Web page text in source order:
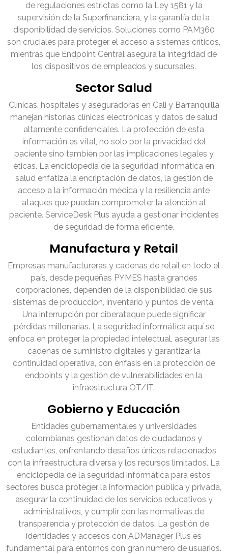
de regulaciones estrictas como la Ley 1581 y la
supervisión de la Superfinanciera, y la garantía de la
disponibilidad de servicios. Soluciones como PAM360
son cruciales para proteger el acceso a sistemas críticos,
mientras que Endpoint Central asegura la integridad de
los dispositivos de empleados y sucursales.
Sector Salud
Clínicas, hospitales y aseguradoras en Cali y Barranquilla
manejan historias clínicas electrónicas y datos de salud
altamente confidenciales. La protección de esta
información es vital, no solo por la privacidad del
paciente sino también por las implicaciones legales y
éticas. La enciclopedia de la seguridad informática en
salud enfatiza la encriptación de datos, la gestión de
acceso a la información médica y la resiliencia ante
ataques que puedan comprometer la atención al
paciente. ServiceDesk Plus ayuda a gestionar incidentes
de seguridad de forma eficiente.
Manufactura y Retail
Empresas manufactureras y cadenas de retail en todo el
país, desde pequeñas PYMES hasta grandes
corporaciones, dependen de la disponibilidad de sus
sistemas de producción, inventario y puntos de venta.
Una interrupción por ciberataque puede significar
pérdidas millonarias. La seguridad informática aquí se
enfoca en proteger la propiedad intelectual, asegurar las
cadenas de suministro digitales y garantizar la
continuidad operativa, con énfasis en la protección de
endpoints y la gestión de vulnerabilidades en la
infraestructura OT/IT.
Gobierno y Educación
Entidades gubernamentales y universidades
colombianas gestionan datos de ciudadanos y
estudiantes, enfrentando desafíos únicos relacionados
con la infraestructura diversa y los recursos limitados. La
enciclopedia de la seguridad informática para estos
sectores busca proteger la información pública y privada,
asegurar la continuidad de los servicios educativos y
administrativos, y cumplir con las normativas de
transparencia y protección de datos. La gestión de
identidades y accesos con ADManager Plus es
fundamental para entornos con gran número de usuarios.